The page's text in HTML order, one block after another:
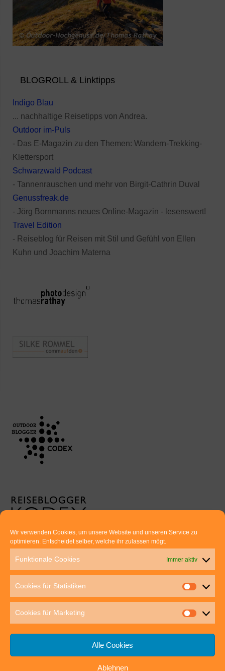
Wir verwenden Cookies, um unsere Website und unseren Service zu
optimieren. Entscheidet selber, welche ihr zulassen mögt.
Funktionale Cookies Immer aktiv
Cookies für Statistiken
Cookies für Marketing
Alle Cookies
Ablehnen
BLOGROLL & Linktipps
Indigo Blau
... nachhaltige Reisetipps von Andrea.
Outdoor im-Puls
- Das E-Magazin zu den Themen: Wandern-Trekking-
Klettersport
Schwarzwald Podcast
- Tannenrauschen und mehr von Birgit-Cathrin Duval
Genussfreak.de
- Jörg Bornmanns neues Online-Magazin - lesenswert!
Travel Edition
- Reiseblog für Reisen mit Stil und Gefühl von Ellen
Kuhn und Joachim Materna
Euer direkter Draht zu uns:
Thomas Rathay und Silke Rommel
70563 Stuttgart
post@outdoor-hochgenuss.de